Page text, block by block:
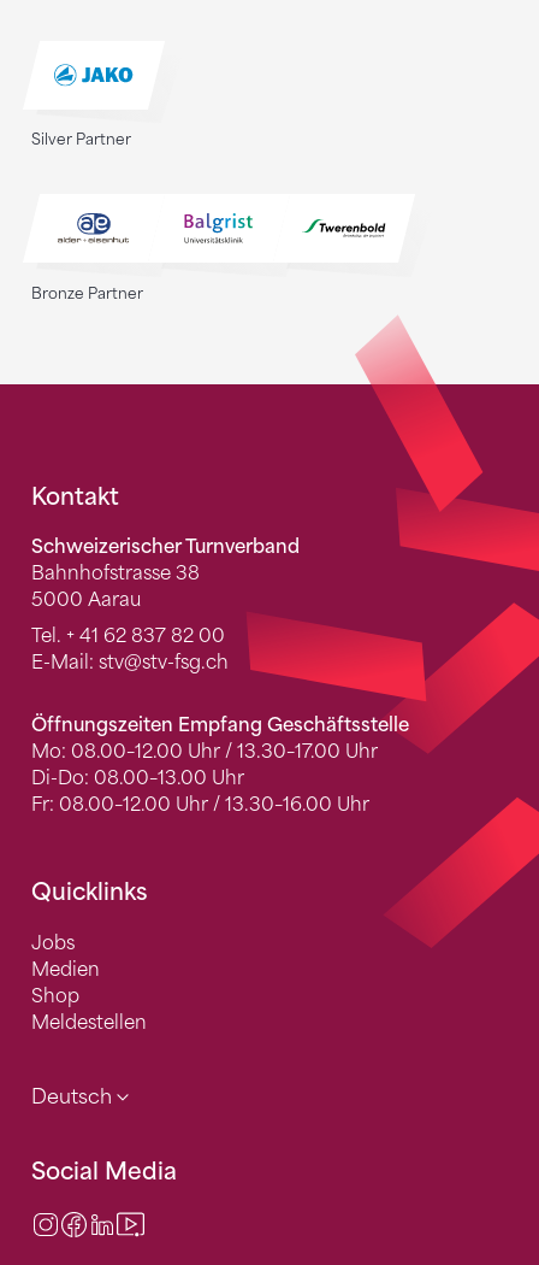
Silver Partner
Bronze Partner
Fusszeile
Kontakt
Schweizerischer Turnverband
Bahnhofstrasse 38
5000 Aarau
Tel. + 41 62 837 82 00
E-Mail: stv@stv-fsg.ch
Öffnungszeiten Empfang Geschäftsstelle
Mo: 08.00–12.00 Uhr / 13.30–17.00 Uhr
Di-Do: 08.00–13.00 Uhr
Fr: 08.00–12.00 Uhr / 13.30–16.00 Uhr
Quicklinks
Jobs
Medien
Shop
Meldestellen
Deutsch
Social Media
Instagram
Facebook
LinkedIn